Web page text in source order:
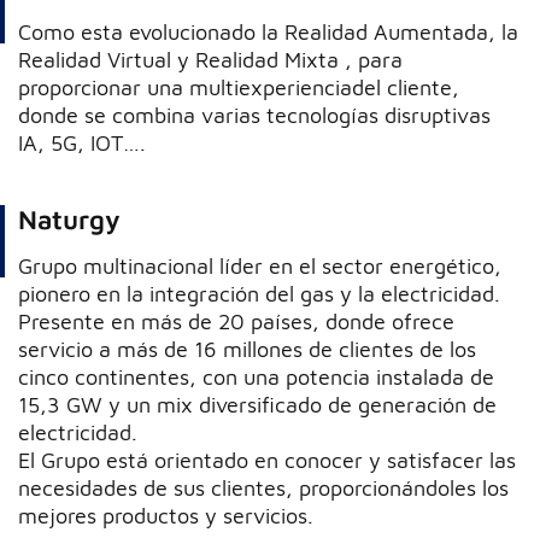
Como esta evolucionado la Realidad Aumentada, la
Realidad Virtual y Realidad Mixta , para
proporcionar una multiexperienciadel cliente,
donde se combina varias tecnologías disruptivas
IA, 5G, IOT….
Naturgy
Grupo multinacional líder en el sector energético,
pionero en la integración del gas y la electricidad.
Presente en más de 20 países, donde ofrece
servicio a más de 16 millones de clientes de los
cinco continentes, con una potencia instalada de
15,3 GW y un mix diversificado de generación de
electricidad.
El Grupo está orientado en conocer y satisfacer las
necesidades de sus clientes, proporcionándoles los
mejores productos y servicios.